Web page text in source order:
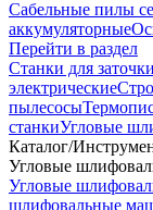
Сабельные пилы
аккумуляторные
Перейти в раздел
Станки для
электрические
пылесосы
станкиУгловые
Каталог/
Угловые
Угловые
шлифовальные